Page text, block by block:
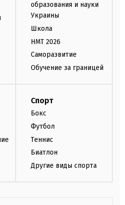
образования и науки
Украины
Школа
НМТ 2026
Саморазвитие
Обучение за границей
Спорт
Бокс
Футбол
Теннис
Биатлон
Другие виды спорта